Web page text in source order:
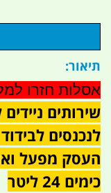
תיאור:
אסלות חזרו למלאי
שירותים
לנכנסים
העסק מפעל
כימים 24 ליטר